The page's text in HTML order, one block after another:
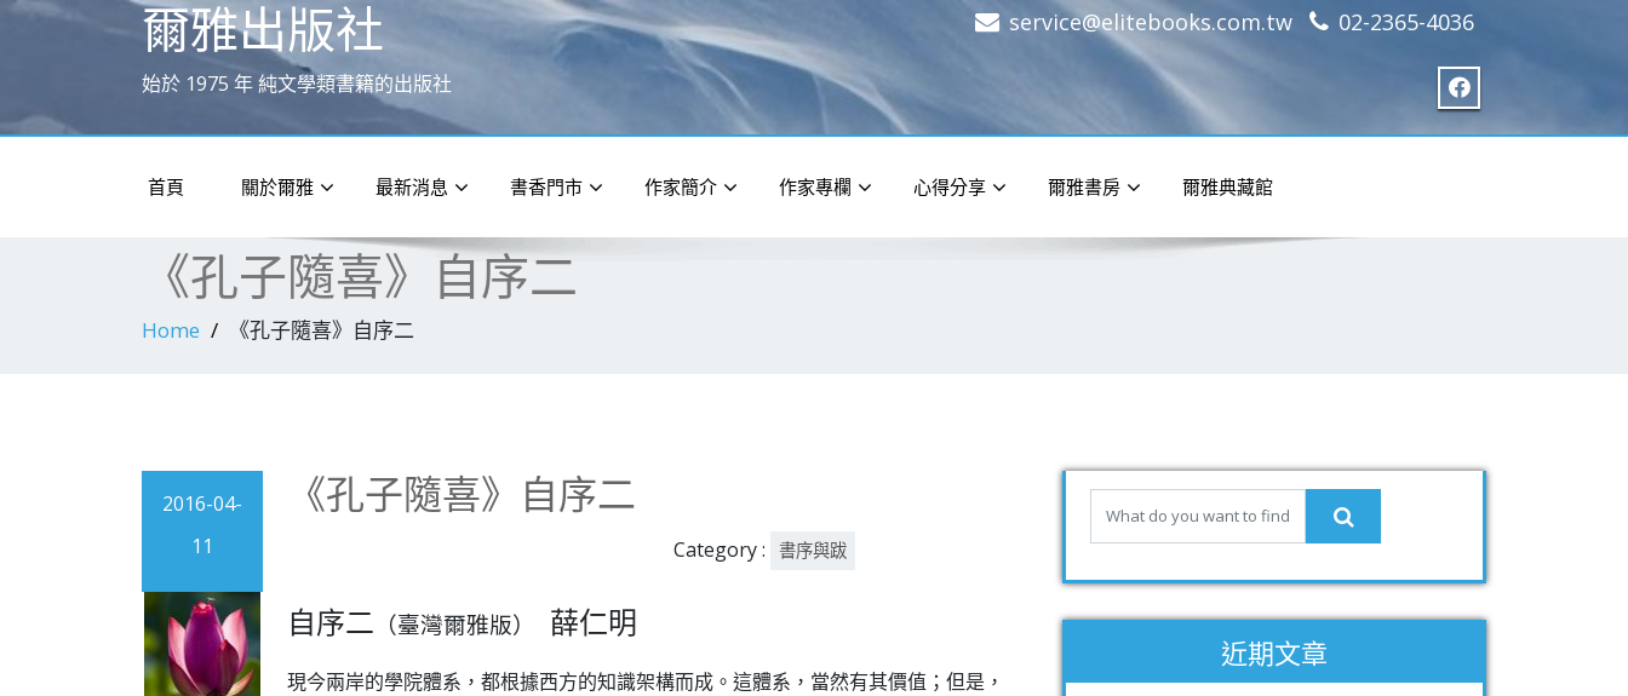
爾雅出版社
始於 1975 年 純文學類書籍的出版社
service@elitebooks.com.tw 02-2365-4036
首頁 關於爾雅 最新消息 書香門市 作家簡介 作家專欄 心得分享 爾雅書房 爾雅典藏館
《孔子隨喜》自序二
Home 《孔子隨喜》自序二
2016-04-
11
《孔子隨喜》自序二
Category : 書序與跋
自序二 （臺灣爾雅版） 薛仁明
現今兩岸的學院體系，都根據西方的知識架構而成。這體系，當然有其價值；但是，
近期文章